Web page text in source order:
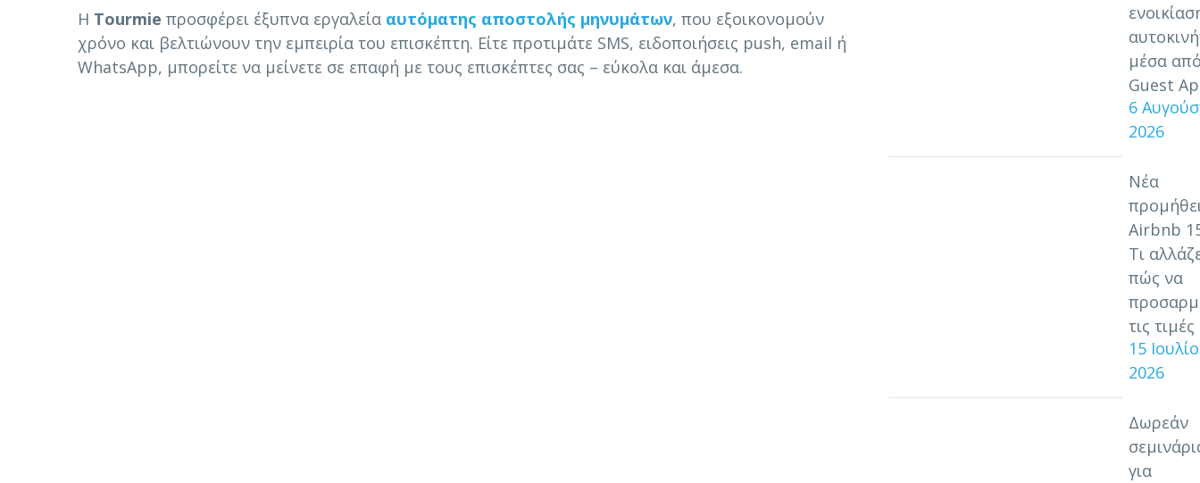
Η Tourmie προσφέρει έξυπνα εργαλεία αυτόματης αποστολής μηνυμάτων, που εξοικονομούν
χρόνο και βελτιώνουν την εμπειρία του επισκέπτη. Είτε προτιμάτε SMS, ειδοποιήσεις push, email ή
WhatsApp, μπορείτε να μείνετε σε επαφή με τους επισκέπτες σας – εύκολα και άμεσα.
μέσα
Guest
6
2026
Νέα
Airbnb
Τι
πώς να
τις
15
2026
Δωρεάν
για